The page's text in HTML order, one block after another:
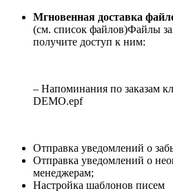
Мгновенная доставка
(см. список файлов)Файлы
получите доступ к ним:
– Напоминания по заказам
DEMO.epf
Отправка уведомлений о
Отправка уведомлений о
менеджерам;
Настройка шаблонов писем